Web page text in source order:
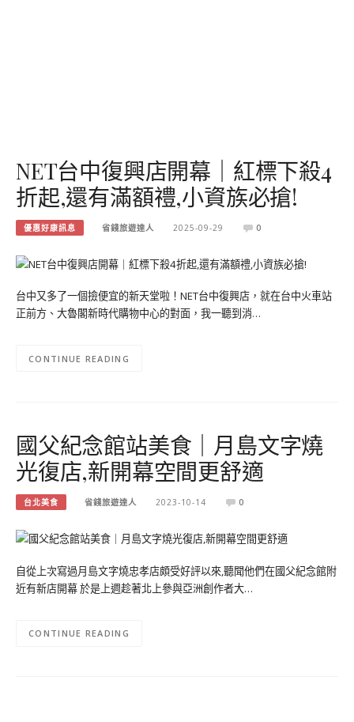
NET台中復興店開幕｜紅標下殺4
折起,還有滿額禮,小資族必搶!
優惠好康訊息 省錢旅遊達人 2025-09-29 0
台中又多了一個撿便宜的新天堂啦！NET台中復興店，就在台中火車站
正前方、大魯閣新時代購物中心的對面，我一聽到消…
CONTINUE READING
國父紀念館站美食｜月島文字燒
光復店,新開幕空間更舒適
台北美食 省錢旅遊達人 2023-10-14 0
自從上次寫過月島文字燒忠孝店頗受好評以來,聽聞他們在國父紀念館附
近有新店開幕 於是上週趁著北上參與亞洲創作者大…
CONTINUE READING